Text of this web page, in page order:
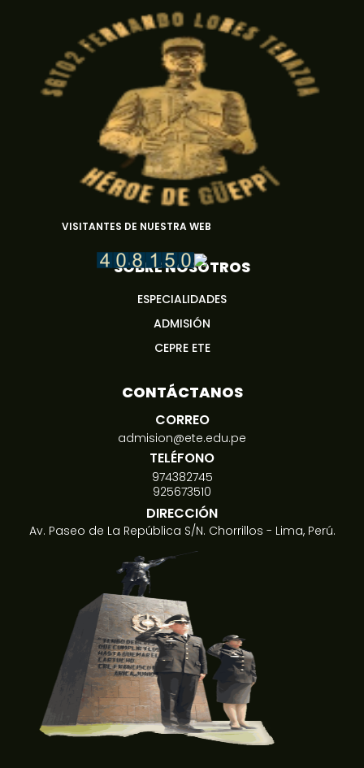
VISITANTES DE NUESTRA WEB
SOBRE NOSOTROS
ESPECIALIDADES
ADMISIÓN
CEPRE ETE
CONTÁCTANOS
CORREO
admision@ete.edu.pe
TELÉFONO
974382745
925673510
DIRECCIÓN
Av. Paseo de La República S/N. Chorrillos - Lima, Perú.